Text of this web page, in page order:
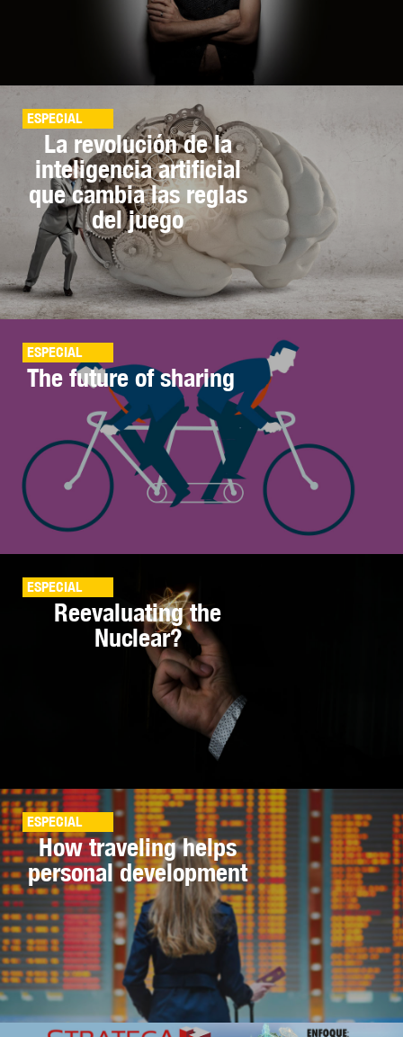
ESPECIAL
La revolución de la
inteligencia artificial
que cambia las reglas
del juego
ESPECIAL
The future of sharing
ESPECIAL
Reevaluating the
Nuclear?
ESPECIAL
How traveling helps
personal development